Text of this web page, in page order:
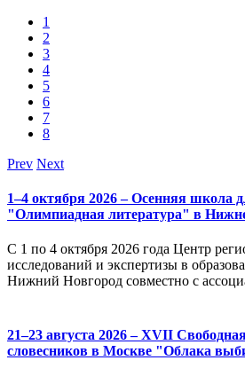
1
2
3
4
5
6
7
8
Prev Next
1–4 октября 2026 – Осенняя школа
"Олимпиадная литература" в
С 1 по 4 октября 2026 года Центр
исследований и экспертизы в
Нижний Новгород совместно с
21–23 августа 2026 – XVII
словесников в Москве "Облака